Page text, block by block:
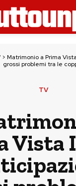
> Matrimonio a Prima
grossi problemi tra le
TV
Vista